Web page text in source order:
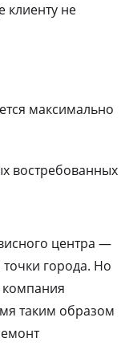
клиенту не
максимально
востребованных
центра —
города. Но
компания
таким образом